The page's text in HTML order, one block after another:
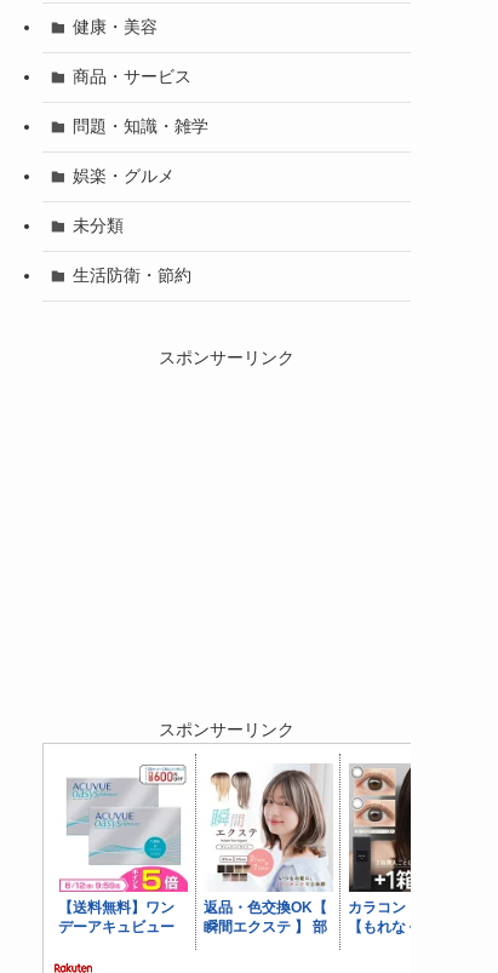
健康・美容
商品・サービス
問題・知識・雑学
娯楽・グルメ
未分類
生活防衛・節約
スポンサーリンク
スポンサーリンク